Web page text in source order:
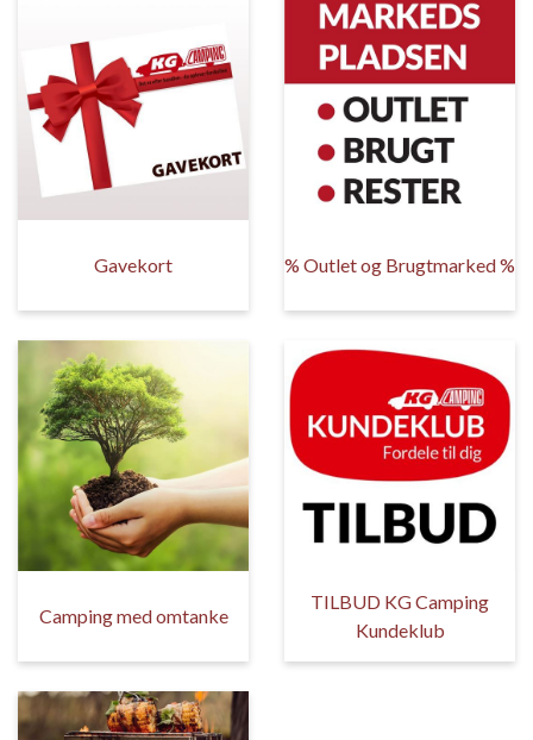
Gavekort % Outlet og Brugtmarked %
Camping med omtanke
TILBUD KG Camping
Kundeklub